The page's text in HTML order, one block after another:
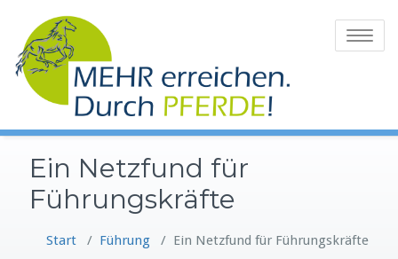
springen
Toggle
Ein Netzfund für
Führungskräfte
Start / Führung / Ein Netzfund für Führungskräfte